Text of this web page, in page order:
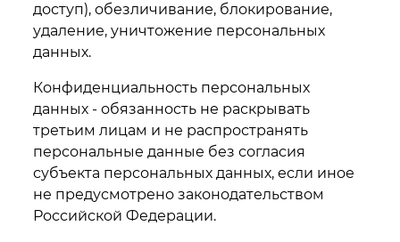
доступ), обезличивание, блокирование,
удаление, уничтожение персональных
данных.
Конфиденциальность персональных
данных - обязанность не раскрывать
третьим лицам и не распространять
персональные данные без согласия
субъекта персональных данных, если иное
не предусмотрено законодательством
Российской Федерации.